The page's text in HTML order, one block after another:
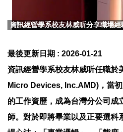
資訊經營學系校友林威听分享職場經
最後更新日期 : 2026-01-21
資訊經營學系校友林威听任職
Micro Devices, Inc.AMD)，當
的工作資歷，成為台灣分公司成
師。對於即將畢業以及正要選科